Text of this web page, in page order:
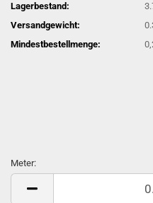
Lagerbestand:
Versandgewicht:
Mindestbestellmenge:
Meter:
Meter